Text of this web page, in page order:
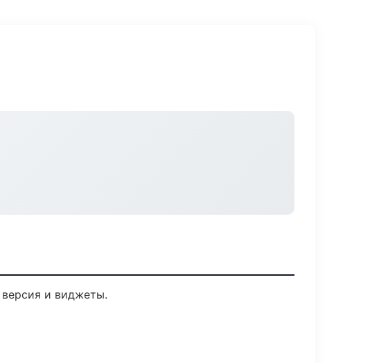
версия и виджеты.